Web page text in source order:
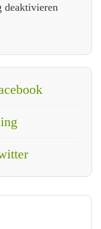
deaktivieren